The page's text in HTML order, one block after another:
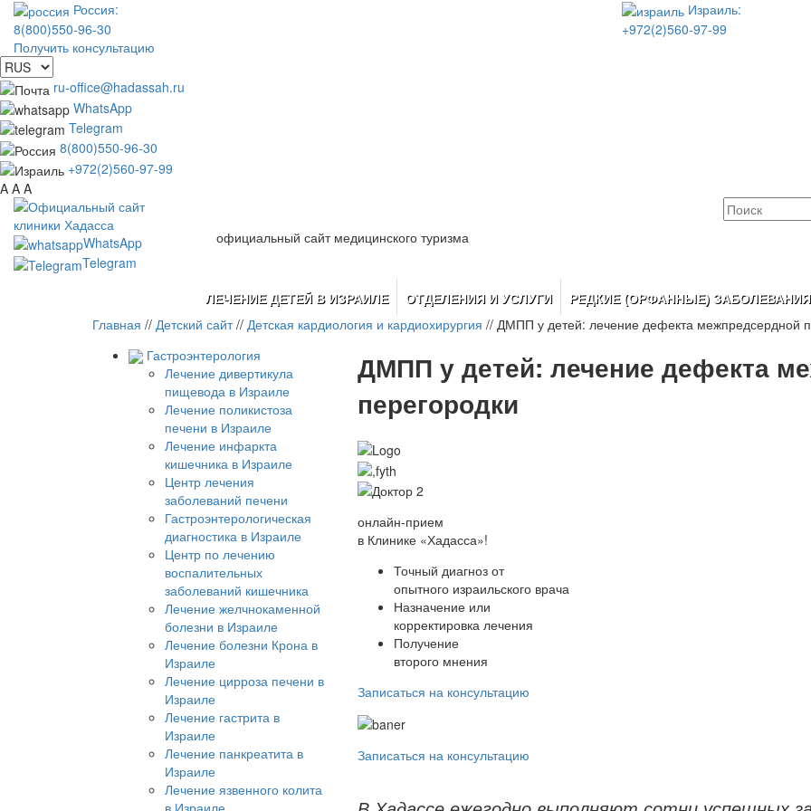
Россия:
8(800)550-96-30
Израиль:
+972(2)560-97-99
Получить консультацию
ru-office@hadassah.ru
WhatsApp
Telegram
8(800)550-96-30
+972(2)560-97-99
A A A
WhatsApp
Telegram
официальный сайт медицинского туризма
ЛЕЧЕНИЕ ДЕТЕЙ В ИЗРАИЛЕ ОТДЕЛЕНИЯ И УСЛУГИ РЕДКИЕ (ОРФАННЫЕ) ЗАБОЛЕВАНИЯ
Главная // Детский сайт // Детская кардиология и кардиохирургия // ДМПП у детей: лечение дефекта межпредсердной
Гастроэнтерология
Лечение дивертикула
пищевода в Израиле
Лечение поликистоза
печени в Израиле
Лечение инфаркта
кишечника в Израиле
Центр лечения
заболеваний печени
Гастроэнтерологическая
диагностика в Израиле
Центр по лечению
воспалительных
заболеваний кишечника
Лечение желчнокаменной
болезни в Израиле
Лечение болезни Крона в
Израиле
Лечение цирроза печени в
Израиле
Лечение гастрита в
Израиле
Лечение панкреатита в
Израиле
Лечение язвенного колита
в Израиле
ДМПП у детей: лечение дефекта
перегородки
онлайн-прием
в Клинике «Хадасса»!
Точный диагноз от
опытного израильского врача
Назначение или
корректировка лечения
Получение
второго мнения
Записаться на консультацию
Записаться на консультацию